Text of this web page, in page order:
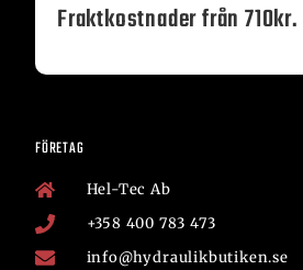
Fraktkostnader från 710kr.
FÖRETAG
Hel-Tec Ab
+358 400 783 473
info@hydraulikbutiken.se